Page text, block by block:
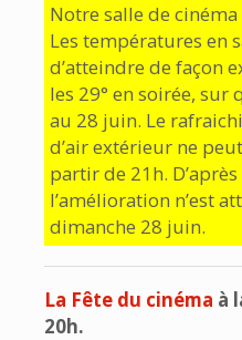
Notre salle de
Les températures en
d’atteindre de façon
les 29° en soirée,
au 28 juin. Le
d’air extérieur ne
partir de 21h.
l’amélioration n’est
dimanche 28 juin.
La Fête du cinéma à
20h.